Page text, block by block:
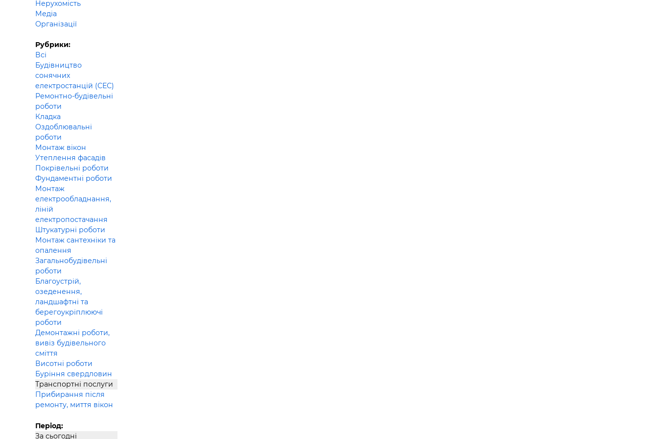
Нерухомість
Медіа
Організації
Рубрики:
Всі
Будівництво
сонячних
електростанцій (СЕС)
Ремонтно-будівельні
роботи
Кладка
Оздоблювальні
роботи
Монтаж вікон
Утеплення фасадів
Покрівельні роботи
Фундаментні роботи
Монтаж
електрообладнання,
ліній
електропостачання
Штукатурні роботи
Монтаж сантехніки та
опалення
Загальнобудівельні
роботи
Благоустрій,
озеденення,
ландшафтні та
берегоукріплюючі
роботи
Демонтажні роботи,
вивіз будівельного
сміття
Висотні роботи
Буріння свердловин
Транспортні послуги
Прибирання після
ремонту, миття вікон
Період:
За сьогодні